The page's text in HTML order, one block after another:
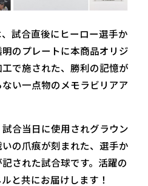
、試合直後にヒーロー選手か
のプレートに本商品オリジ
で施された、勝利の記憶が
い一点物のメモラビリアア
試合当日に使用されグラウン
の爪痕が刻まれた、選手か
された試合球です。活躍の
と共にお届けします！